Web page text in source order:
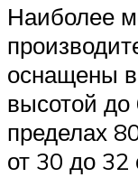
Наиболее
оснащены
высотой
пределах
от 30 до 32